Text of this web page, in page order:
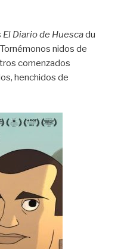
El Diario de Huescadu
nidos de
comenzados
henchidos de